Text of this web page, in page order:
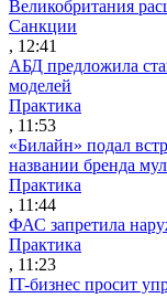
Великобритания
Санкции
, 12:41
АБД предложила
моделей
Практика
, 11:53
«Билайн» подал
названии бренда
Практика
, 11:44
ФАС запретила
Практика
, 11:23
IT-бизнес просит